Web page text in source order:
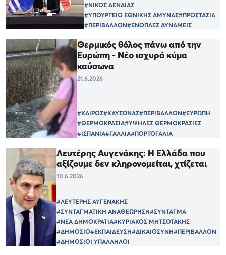
#ΝΙΚΟΣ ΔΕΝΔΙΑΣ
#ΥΠΟΥΡΓΕΙΟ ΕΘΝΙΚΗΣ ΑΜΥΝΑΣ#ΠΡΟΣΤΑΣΙΑ
#ΠΕΡΙΒΑΛΛΟΝ#ΕΝΟΠΛΕΣ ΔΥΝΑΜΕΙΣ
Θερμικός θόλος πάνω από την
Ευρώπη - Νέο ισχυρό κύμα
καύσωνα
21.6.2026
#ΚΑΙΡΟΣ#ΚΑΥΣΩΝΑΣ#ΠΕΡΙΒΑΛΛΟΝ#ΕΥΡΩΠΗ
#ΘΕΡΜΟΚΡΑΣΙΑ#ΥΨΗΛΕΣ ΘΕΡΜΟΚΡΑΣΙΕΣ
#ΙΣΠΑΝΙΑ#ΓΑΛΛΙΑ#ΠΟΡΤΟΓΑΛΙΑ
Λευτέρης Αυγενάκης: Η Ελλάδα που
αξίζουμε δεν κληρονομείται, χτίζεται
10.6.2026
#ΛΕΥΤΕΡΗΣ ΑΥΓΕΝΑΚΗΣ
#ΣΥΝΤΑΓΜΑΤΙΚΗ ΑΝΑΘΕΩΡΗΣΗ#ΣΥΝΤΑΓΜΑ
#ΝΕΑ ΔΗΜΟΚΡΑΤΙΑ#ΚΥΡΙΑΚΟΣ ΜΗΤΣΟΤΑΚΗΣ
#ΔΗΜΟΣΙΟ#ΕΚΠΑΙΔΕΥΣΗ#ΔΙΚΑΙΟΣΥΝΗ#ΠΕΡΙΒΑΛΛΟΝ
#ΔΗΜΟΣΙΟΙ ΥΠΑΛΛΗΛΟΙ